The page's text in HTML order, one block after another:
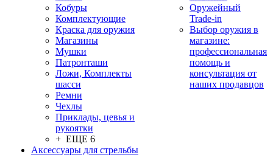
Кобуры
Комплектующие
Краска для оружия
Магазины
Мушки
Патронташи
Ложи, Комплекты
шасси
Ремни
Чехлы
Приклады, цевья и
рукоятки
+ ЕЩЕ 6
Аксессуары для стрельбы
Оружейный
Trade-in
Выбор оружия в
магазине:
профессиональная
помощь и
консультация от
наших продавцов